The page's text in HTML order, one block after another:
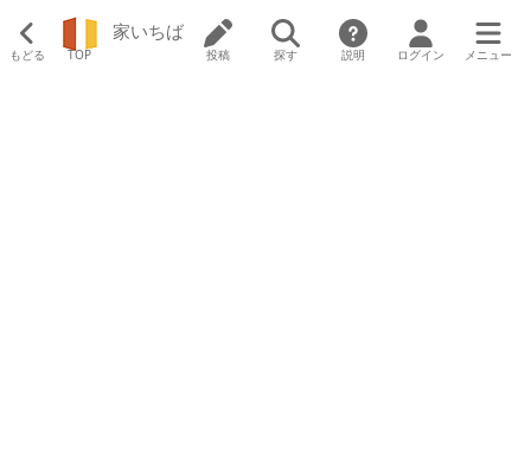
もどる TOP
家いちば
投稿 探す 説明 ログイン メニュー